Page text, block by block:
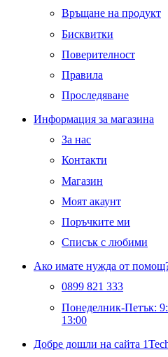
Връщане на продукт
Бисквитки
Поверителност
Правила
Проследяване
Информация за магазина
За нас
Контакти
Магазин
Моят акаунт
Поръчките ми
Списък с любими
Ако имате нужда от
0899 821 333
Понеделник-Петък:
13:00
Добре дошли на сайта